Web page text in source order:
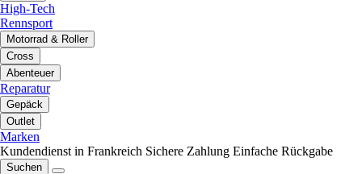
High-Tech
Rennsport
Motorrad & Roller
Cross
Abenteuer
Reparatur
Gepäck
Outlet
Marken
Kundendienst in Frankreich Sichere Zahlung Einfache Rückgabe
Suchen